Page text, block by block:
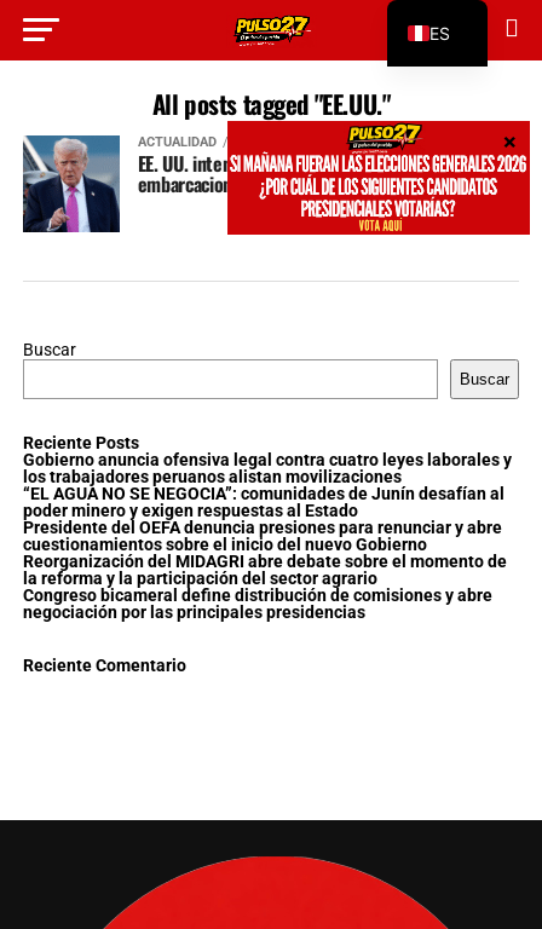
All posts tagged "EE.UU."
ACTUALIDAD
EE. UU. intensifica ataques militares contra
embarcaciones venezolanas en el Caribe
Buscar
Buscar
Reciente Posts
Gobierno anuncia ofensiva legal contra cuatro leyes laborales y
los trabajadores peruanos alistan movilizaciones
“EL AGUA NO SE NEGOCIA”: comunidades de Junín desafían al
poder minero y exigen respuestas al Estado
Presidente del OEFA denuncia presiones para renunciar y abre
cuestionamientos sobre el inicio del nuevo Gobierno
Reorganización del MIDAGRI abre debate sobre el momento de
la reforma y la participación del sector agrario
Congreso bicameral define distribución de comisiones y abre
negociación por las principales presidencias
Reciente Comentario
ES
EN